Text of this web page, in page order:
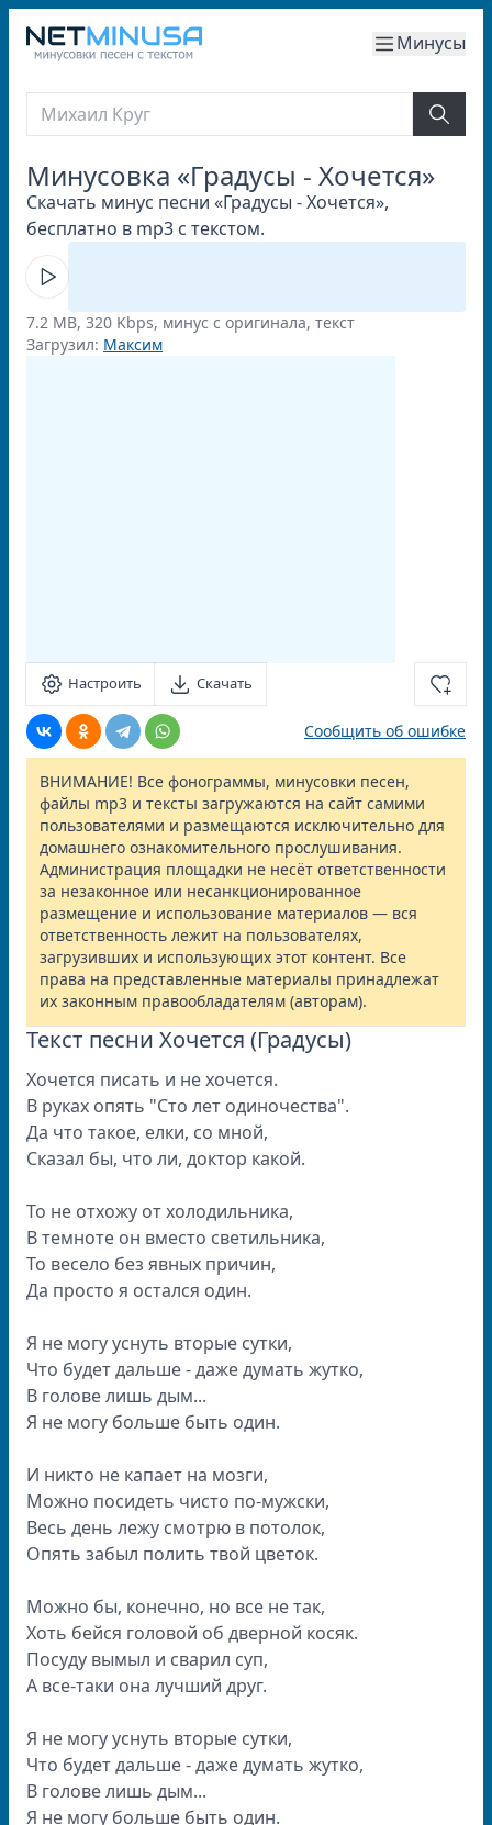
Минусы
Минусовка «Градусы - Хочется»
Скачать минус песни «Градусы - Хочется»,
бесплатно в mp3 с текстом.
7.2 MB, 320 Kbps, минус с оригинала, текст
Загрузил: Максим
Настроить Скачать
Сообщить об ошибке
ВНИМАНИЕ! Все фонограммы, минусовки песен,
файлы mp3 и тексты загружаются на сайт самими
пользователями и размещаются исключительно для
домашнего ознакомительного прослушивания.
Администрация площадки не несёт ответственности
за незаконное или несанкционированное
размещение и использование материалов — вся
ответственность лежит на пользователях,
загрузивших и использующих этот контент. Все
права на представленные материалы принадлежат
их законным правообладателям (авторам).
Текст песни Хочется (Градусы)
Хочется писать и не хочется.
В руках опять "Сто лет одиночества".
Да что такое, елки, со мной,
Сказал бы, что ли, доктор какой.
То не отхожу от холодильника,
В темноте он вместо светильника,
То весело без явных причин,
Да просто я остался один.
Я не могу уснуть вторые сутки,
Что будет дальше - даже думать жутко,
В голове лишь дым...
Я не могу больше быть один.
И никто не капает на мозги,
Можно посидеть чисто по-мужски,
Весь день лежу смотрю в потолок,
Опять забыл полить твой цветок.
Можно бы, конечно, но все не так,
Хоть бейся головой об дверной косяк.
Посуду вымыл и сварил суп,
А все-таки она лучший друг.
Я не могу уснуть вторые сутки,
Что будет дальше - даже думать жутко,
В голове лишь дым...
Я не могу больше быть один.